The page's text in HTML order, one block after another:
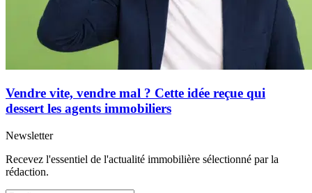
Vendre vite, vendre mal ? Cette idée reçue qui
dessert les agents immobiliers
Newsletter
Recevez l'essentiel de l'actualité immobilière sélectionné par la
rédaction.